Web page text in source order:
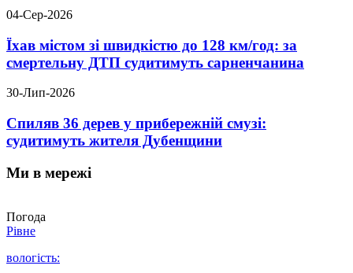
04-Сер-2026
Їхав містом зі швидкістю до 128 км/год: за
смертельну ДТП судитимуть сарненчанина
30-Лип-2026
Спиляв 36 дерев у прибережній смузі:
судитимуть жителя Дубенщини
Ми в мережі
Погода
Рівне
вологість: